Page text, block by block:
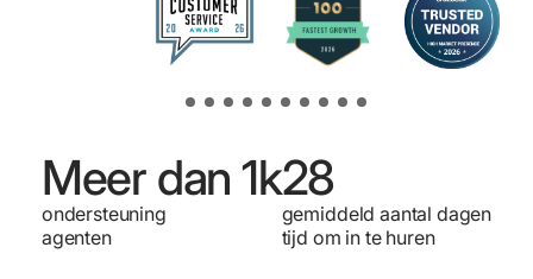
Meer dan 1k
ondersteuning
agenten
28
gemiddeld aantal dagen
tijd om in te huren